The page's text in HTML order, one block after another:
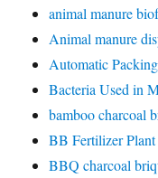
animal manure
Animal manure
Automatic
Bacteria Used in
bamboo charcoal
BB Fertilizer
BBQ charcoal